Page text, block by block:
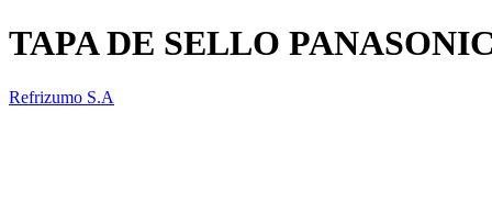
TAPA DE SELLO
Refrizumo S.A